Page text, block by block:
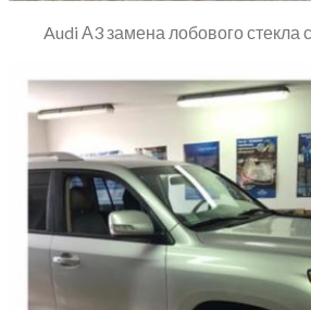
Audi А3 замена лобового стекла